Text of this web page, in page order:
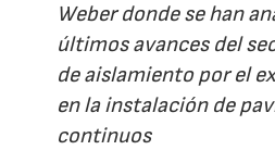
Weber donde se han
últimos avances del
de aislamiento por el
en la instalación de
continuos